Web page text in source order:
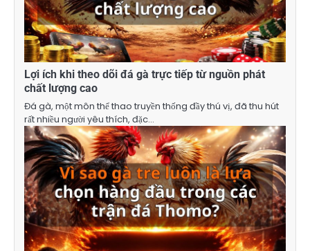
Lợi ích khi theo dõi đá gà trực tiếp từ nguồn phát
chất lượng cao
Đá gà, một môn thể thao truyền thống đầy thú vị, đã thu hút
rất nhiều người yêu thích, đặc…